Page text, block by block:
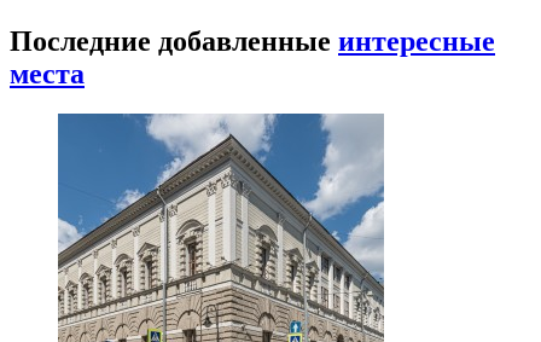
Последние добавленные интересные
места